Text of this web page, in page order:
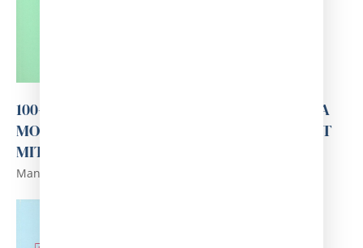
100-ANÀLISIS DELS ASPECTES MÈDICS DE LA
MORT VIOLENTA A LLEIDA A LA BAIXA EDAT
MITJANA. VOL I
Manuel Camps i Clemente